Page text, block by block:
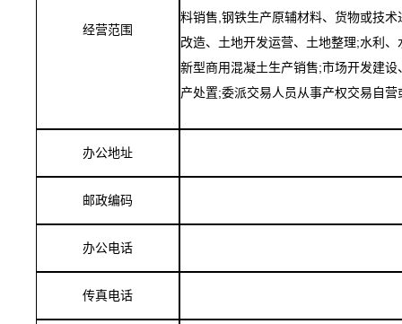
经营范围
料销售,钢铁生产原辅材料、货物或技
改造、土地开发运营、土地整理;水利
新型商用混凝土生产销售;市场开发建
产处置;委派交易人员从事产权交易自
办公地址
邮政编码
办公电话
传真电话